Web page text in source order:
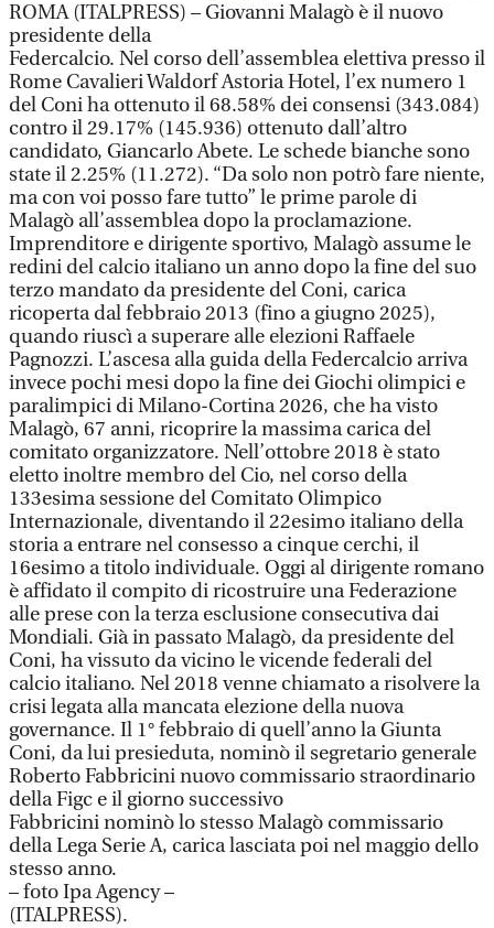
ROMA (ITALPRESS) – Giovanni Malagò è il nuovo
presidente della
Federcalcio. Nel corso dell’assemblea elettiva presso il
Rome Cavalieri Waldorf Astoria Hotel, l’ex numero 1
del Coni ha ottenuto il 68.58% dei consensi (343.084)
contro il 29.17% (145.936) ottenuto dall’altro
candidato, Giancarlo Abete. Le schede bianche sono
state il 2.25% (11.272). “Da solo non potrò fare niente,
ma con voi posso fare tutto” le prime parole di
Malagò all’assemblea dopo la proclamazione.
Imprenditore e dirigente sportivo, Malagò assume le
redini del calcio italiano un anno dopo la fine del suo
terzo mandato da presidente del Coni, carica
ricoperta dal febbraio 2013 (fino a giugno 2025),
quando riuscì a superare alle elezioni Raffaele
Pagnozzi. L’ascesa alla guida della Federcalcio arriva
invece pochi mesi dopo la fine dei Giochi olimpici e
paralimpici di Milano-Cortina 2026, che ha visto
Malagò, 67 anni, ricoprire la massima carica del
comitato organizzatore. Nell’ottobre 2018 è stato
eletto inoltre membro del Cio, nel corso della
133esima sessione del Comitato Olimpico
Internazionale, diventando il 22esimo italiano della
storia a entrare nel consesso a cinque cerchi, il
16esimo a titolo individuale. Oggi al dirigente romano
è affidato il compito di ricostruire una Federazione
alle prese con la terza esclusione consecutiva dai
Mondiali. Già in passato Malagò, da presidente del
Coni, ha vissuto da vicino le vicende federali del
calcio italiano. Nel 2018 venne chiamato a risolvere la
crisi legata alla mancata elezione della nuova
governance. Il 1° febbraio di quell’anno la Giunta
Coni, da lui presieduta, nominò il segretario generale
Roberto Fabbricini nuovo commissario straordinario
della Figc e il giorno successivo
Fabbricini nominò lo stesso Malagò commissario
della Lega Serie A, carica lasciata poi nel maggio dello
stesso anno.
– foto Ipa Agency –
(ITALPRESS).